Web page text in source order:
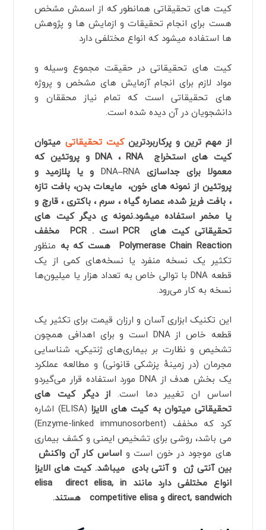
کیت های تحقیقاتی همانطور که از اسمش مشخص
هست برای انجام تحقیقات و ازمایش ها و پژوهش
ها استفاده میشود که انواع مختلفی دارد
کیت های تحقیقاتی در حقیقت مجموع وسیله و
مواد لازم برای انجام آزمایش های مشخص و پروژه
های تحقیقاتی است که تمام نیاز محققان و
دانشجویان در آن دیده شده است.
از مهم ترین و پرکاربردترینکیت تحقیقاتی میتوان
کیت های استخراج
DNA،RNA وپروتئین که
معمولا برای جداسازی
DNA–RNA
و یا پلازمید و
پروتئین از نمونه های خون، مایعات بدن، بافت تازه
، بافت فریز شده، عصاره گیاه ، سرم ، باکتری ، قارچ و
یا مخمر استفاده میشود.نمونه ی دیگر کیت های
تحقیقاتی کیت های
PCR است .PCR
مخفف
Polymerase Chain Reaction هست که به منظور
تکثیر یک نسخه منفرد یا نسخه‌های کمی از یک
قطعه DNA با توالی خاص به تعداد هزار یا میلیون‌ها
نسخه به کار می‌رود.
این تکنیک ابزاری آسان و ارزان قیمت برای تکثیر یک
قطعه خاص از DNA است و برای اهدافی همچون
تشخیص و نظارت بر بیماری‌های ژنتیکی، شناسایی
مجرمان (در زمینهٔ پزشکی قانونی) و مطالعه عملکرد
یک بخش هدف از DNA مورد استفاده قرار می‌گیردو
اساس ان تغییر دما است. از دیگر کیت های
تحقیقاتی میتوان به کیت های الایزا
(ELISA) اشاره
کرد که مخفف (Enzyme-linked immunosorbent)
می باشد، روشی برای تشخیص ایمنی و کشف بیماری
های موجود در خون است واساس کار آن واکنش
بین آنتی ژن و آنتی بادی میباشد. کیت های الایزا
انواع مختلفی دارد مانند
elisa
direct elisa, in
direct, sandwichوcompetitive elisa هستند.